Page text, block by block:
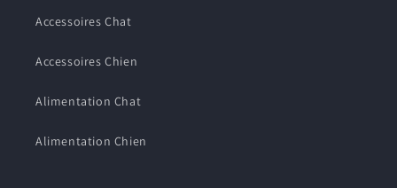
Accessoires Chat
Accessoires Chien
Alimentation Chat
Alimentation Chien